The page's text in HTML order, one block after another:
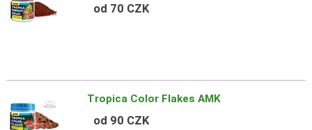
od 70 CZK
Tropica Color Flakes AMK
od 90 CZK